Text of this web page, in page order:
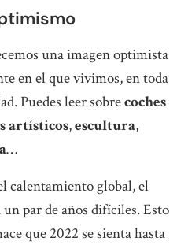
una imagen optimista
en el que vivimos, en toda
Puedes leer sobrecoches
artísticos,escultura,
…
calentamiento global, el
par de años difíciles. Esto
que 2022 se sienta hasta